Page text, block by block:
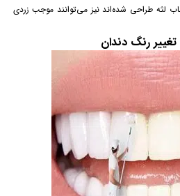
لثه طراحی شده‌اند نیز می‌توانند موجب زردی
رنگ دندان